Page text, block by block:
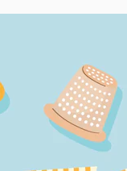
はじめに
Academy
ドキュメント
サポート